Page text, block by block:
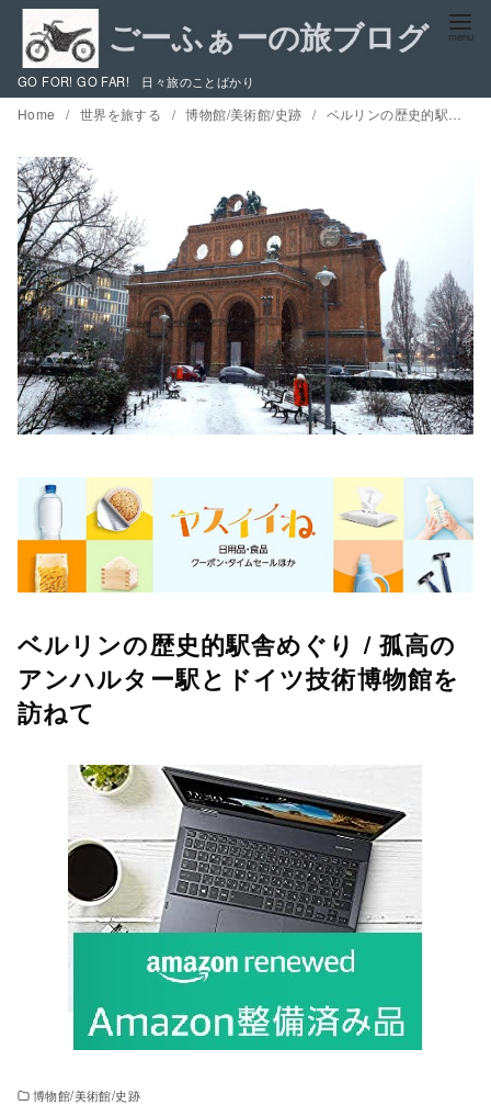
ン
GO FOR! GO FAR! 日々旅のことばかり
Home 世界を旅する 博物館/美術館/史跡 ベルリンの歴史的駅舎めぐり / 孤高のアンハルター駅とドイツ技術博物館を訪ねて
ベルリンの歴史的駅舎めぐり / 孤高の
アンハルター駅とドイツ技術博物館を
訪ねて
博物館/美術館/史跡